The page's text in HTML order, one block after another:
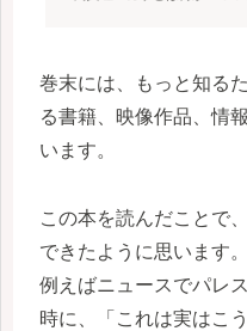
巻末には、もっと知る
る書籍、映像作品、情
います。
この本を読んだことで
できたように思います
例えばニュースでパレ
時に、「これは実はこ